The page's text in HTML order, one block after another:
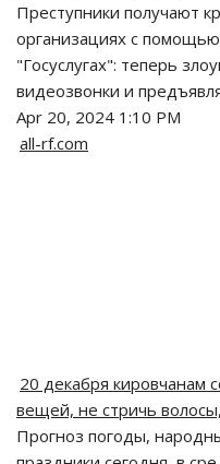
Преступники получают
организациях с
"Госуслугах": теперь
видеозвонки и
Apr 20, 2024 1:10 PM
all-rf.com
20 декабря кировчанам
вещей, не стричь
Прогноз погоды,